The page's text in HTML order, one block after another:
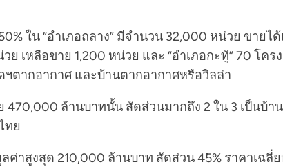
ใน “อำเภอถลาง” มีจำนวน 32,000 หน่วย ขายไ
ย เหลือขาย 1,200 หน่วย และ “อำเภอกะทู้” 70 โ
ตากอากาศ และบ้านตากอากาศหรือวิลล่า
470,000 ล้านบาทนั้น สัดส่วนมากถึง 2 ใน 3 เป็นบ้
ทย
าสูงสุด 210,000 ล้านบาท สัดส่วน 45% ราคาเฉลี่